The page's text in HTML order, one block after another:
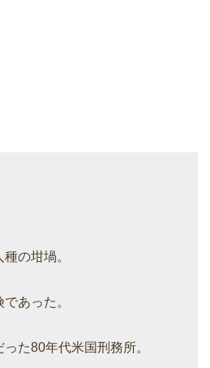
の坩堝。
あった。
た80年代米国刑務所。